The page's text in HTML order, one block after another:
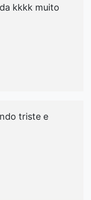
kkkk muito
triste e